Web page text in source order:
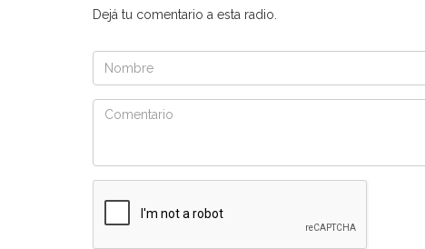
Dejá tu comentario a esta radio.